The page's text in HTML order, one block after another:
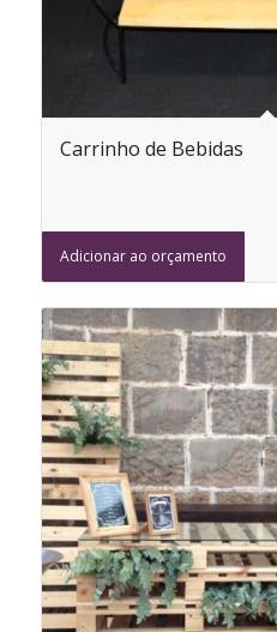
Carrinho de Bebidas
Adicionar ao orçamento